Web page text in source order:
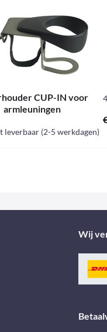
CUP-IN voor
armleuningen
leverbaar (2-5 werkdagen)
Wij